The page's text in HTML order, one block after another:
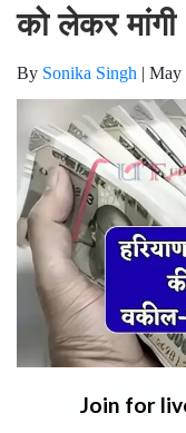
को लेकर
By Sonika Singh | May
Join for